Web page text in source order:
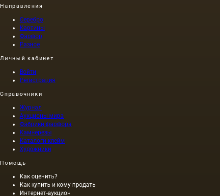
Направления
Серебро
Картины
Фарфор
Разное
Личный кабинет
Войти
Регистрация
Справочники
Журнал
Аукционы мира
Фабрики фарфора
Камнерезы
Каталоги клейм
Художники
Помощь
Как оценить?
Как купить и кому продать
Интернет-аукцион